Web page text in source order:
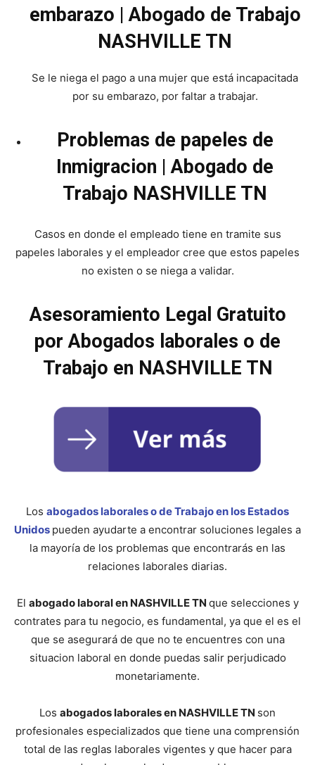
embarazo | Abogado de Trabajo
NASHVILLE TN
Se le niega el pago a una mujer que está incapacitada
por su embarazo, por faltar a trabajar.
Problemas de papeles de
Inmigracion | Abogado de
Trabajo NASHVILLE TN
Casos en donde el empleado tiene en tramite sus
papeles laborales y el empleador cree que estos papeles
no existen o se niega a validar.
Asesoramiento Legal Gratuito
por Abogados laborales o de
Trabajo en NASHVILLE TN
Los abogados laborales o de Trabajo en los Estados
Unidos pueden ayudarte a encontrar soluciones legales a
la mayoría de los problemas que encontrarás en las
relaciones laborales diarias.
El abogado laboral en NASHVILLE TN que selecciones y
contrates para tu negocio, es fundamental, ya que el es el
que se asegurará de que no te encuentres con una
situacion laboral en donde puedas salir perjudicado
monetariamente.
Los abogados laborales en NASHVILLE TN son
profesionales especializados que tiene una comprensión
total de las reglas laborales vigentes y que hacer para